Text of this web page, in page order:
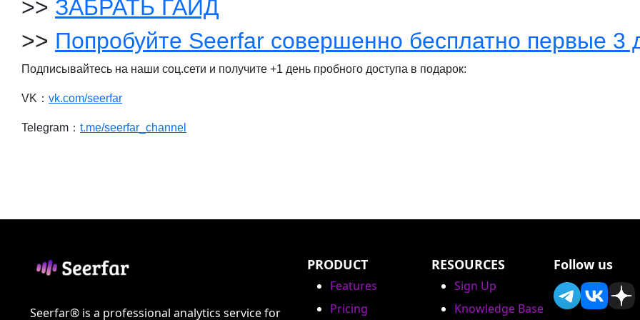
>> ЗАБРАТЬ ГАЙД
>> Попробуйте Seerfar совершенно бесплатно первые 3
Подписывайтесь на наши соц.сети и получите +1 день пробного доступа в подарок:
VK： vk.com/seerfar
Telegram： t.me/seerfar_channel
Seerfar® is a professional analytics service for
PRODUCT
Features
Pricing
RESOURCES
Sign Up
Knowledge Base
Follow us